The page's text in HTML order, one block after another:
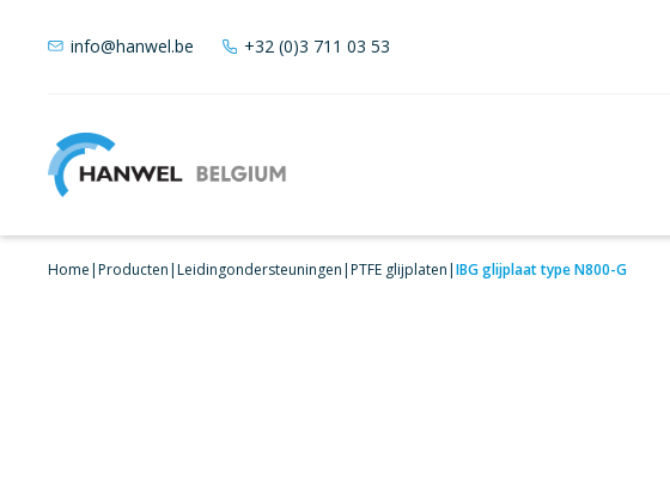
info@hanwel.be +32 (0)3 711 03 53
Home|Producten|Leidingondersteuningen|PTFE glijplaten|IBG glijplaat type N800-G